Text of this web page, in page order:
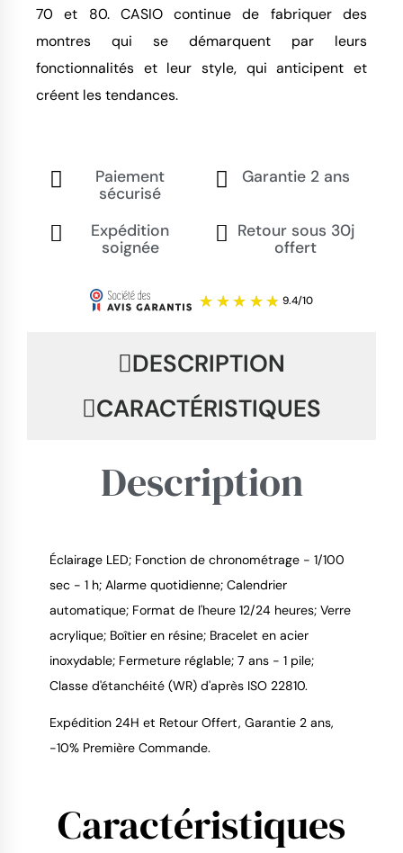
70 et 80. CASIO continue de fabriquer des
montres qui se démarquent par leurs
fonctionnalités et leur style, qui anticipent et
créent les tendances.
Paiement
sécurisé
Garantie 2 ans
Expédition
soignée
Retour sous 30j
offert
9.4/
DESCRIPTION
CARACTÉRISTIQUES
Description
Éclairage LED; Fonction de chronométrage - 1/100
sec - 1 h; Alarme quotidienne; Calendrier
automatique; Format de l'heure 12/24 heures; Verre
acrylique; Boîtier en résine; Bracelet en acier
inoxydable; Fermeture réglable; 7 ans - 1 pile;
Classe d'étanchéité (WR) d'après ISO 22810.
Expédition 24H et Retour Offert, Garantie 2 ans,
-10% Première Commande.
Caractéristiques